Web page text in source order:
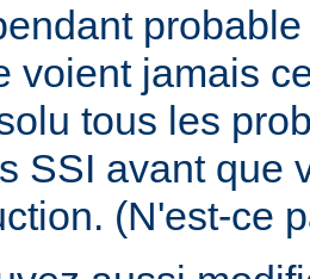
voient jamais
tous les
SSI avant que
(N'est-ce